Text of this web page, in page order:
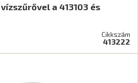
a 413103 és
Cikkszám
413222